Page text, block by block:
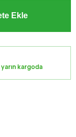
yarın kargoda